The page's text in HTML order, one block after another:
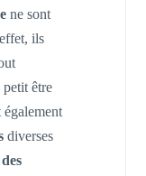
ne sont
ils
être
diverses